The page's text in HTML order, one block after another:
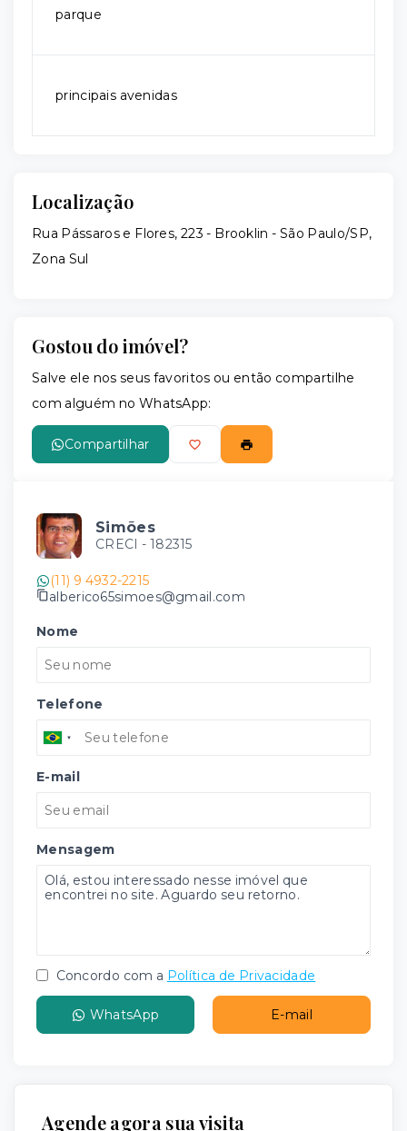
parque
principais avenidas
Localização
Rua Pássaros e Flores, 223 - Brooklin - São Paulo/SP,
Zona Sul
Gostou do imóvel?
Salve ele nos seus favoritos ou então compartilhe
com alguém no WhatsApp:
Compartilhar
Simões
CRECI - 182315
(11) 9 4932-2215
alberico65simoes@gmail.com
Nome
Telefone
E-mail
Mensagem
Concordo com a Política de Privacidade
WhatsApp E-mail
Agende agora sua visita